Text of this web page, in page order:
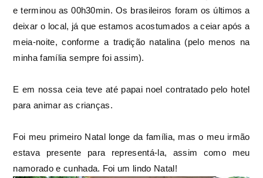
e terminou as 00h30min. Os brasileiros foram os últimos a
deixar o local, já que estamos acostumados a ceiar após a
meia-noite, conforme a tradição natalina (pelo menos na
minha família sempre foi assim).
E em nossa ceia teve até papai noel contratado pelo hotel
para animar as crianças.
Foi meu primeiro Natal longe da família, mas o meu irmão
estava presente para representá-la, assim como meu
namorado e cunhada. Foi um lindo Natal!